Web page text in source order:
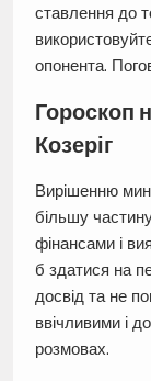
ставлення до
опонента.
Гороскоп
Козеріг
Вирішенню
більшу
фінансами і
б здатися на
досвід та не
ввічливими і
розмовах.